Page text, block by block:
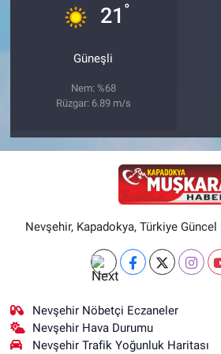
21 °
Güneşli
Nem: %68
Rüzgar: 6.89 m/s
Nevşehir, Kapadokya, Türkiye
Nevşehir Nöbetçi Eczaneler
Nevşehir Hava Durumu
Nevşehir Trafik Yoğunluk Haritası